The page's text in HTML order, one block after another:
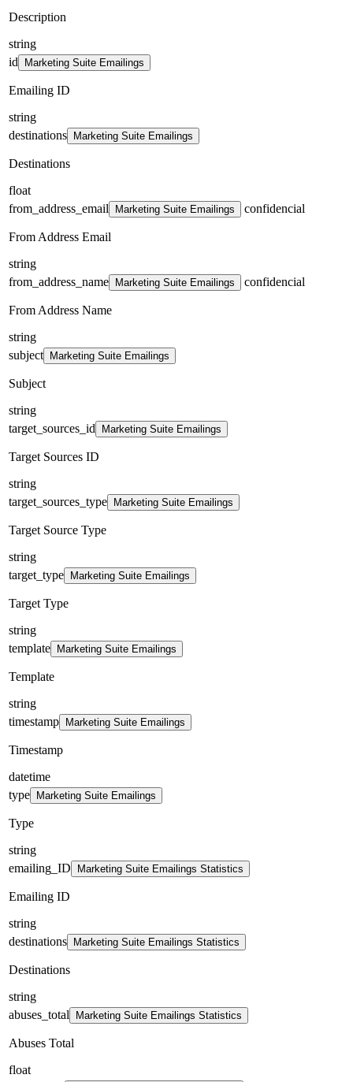
Description
string
id
Marketing Suite Emailings
Emailing ID
string
destinations
Marketing Suite Emailings
Destinations
float
from_address_email
Marketing Suite Emailings confidencial
From Address Email
string
from_address_name
Marketing Suite Emailings confidencial
From Address Name
string
subject
Marketing Suite Emailings
Subject
string
target_sources_id
Marketing Suite Emailings
Target Sources ID
string
target_sources_type
Marketing Suite Emailings
Target Source Type
string
target_type
Marketing Suite Emailings
Target Type
string
template
Marketing Suite Emailings
Template
string
timestamp
Marketing Suite Emailings
Timestamp
datetime
type
Marketing Suite Emailings
Type
string
emailing_ID
Marketing Suite Emailings Statistics
Emailing ID
string
destinations
Marketing Suite Emailings Statistics
Destinations
string
abuses_total
Marketing Suite Emailings Statistics
Abuses Total
float